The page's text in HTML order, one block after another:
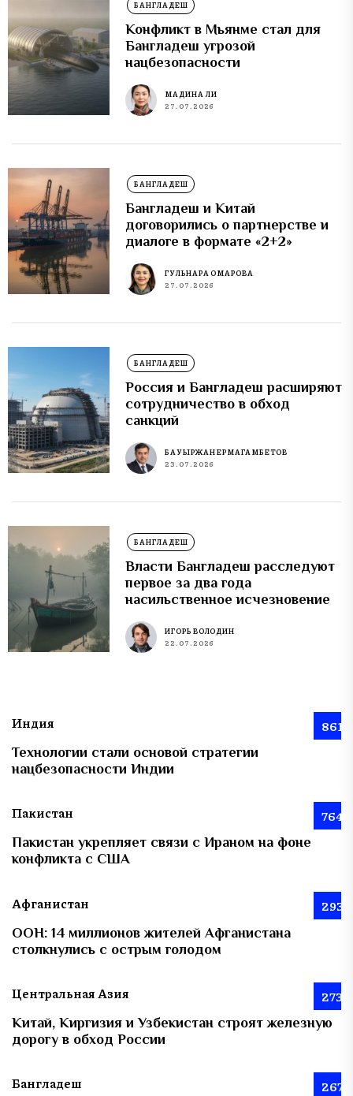
БАНГЛАДЕШ
Конфликт в Мьянме стал для
Бангладеш угрозой
нацбезопасности
МАДИНА ЛИ
27.07.2026
БАНГЛАДЕШ
Бангладеш и Китай
договорились о партнерстве и
диалоге в формате «2+2»
ГУЛЬНАРА ОМАРОВА
27.07.2026
БАНГЛАДЕШ
Россия и Бангладеш расширяют
сотрудничество в обход
санкций
БАУЫРЖАН ЕРМАГАМБЕТОВ
23.07.2026
БАНГЛАДЕШ
Власти Бангладеш расследуют
первое за два года
насильственное исчезновение
ИГОРЬ ВОЛОДИН
22.07.2026
Индия 861
Технологии стали основой стратегии
нацбезопасности Индии
Пакистан 764
Пакистан укрепляет связи с Ираном на фоне
конфликта с США
Афганистан 293
ООН: 14 миллионов жителей Афганистана
столкнулись с острым голодом
Центральная Азия 273
Китай, Киргизия и Узбекистан строят железную
дорогу в обход России
Бангладеш 267